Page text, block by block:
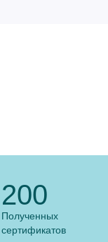
200
Полученных
сертификатов